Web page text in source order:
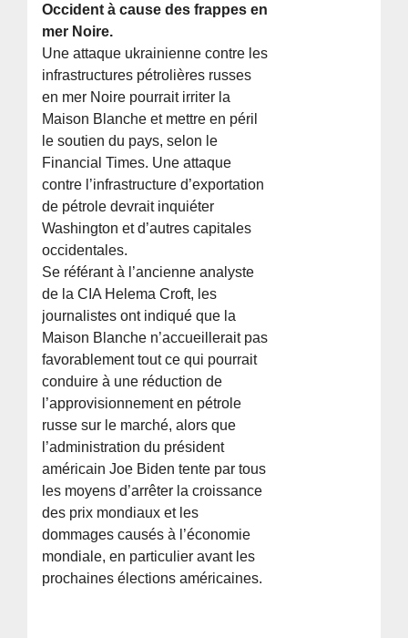
Occident à cause des frappes en
mer Noire.
Une attaque ukrainienne contre les
infrastructures pétrolières russes
en mer Noire pourrait irriter la
Maison Blanche et mettre en péril
le soutien du pays, selon le
Financial Times. Une attaque
contre l’infrastructure d’exportation
de pétrole devrait inquiéter
Washington et d’autres capitales
occidentales.
Se référant à l’ancienne analyste
de la CIA Helema Croft, les
journalistes ont indiqué que la
Maison Blanche n’accueillerait pas
favorablement tout ce qui pourrait
conduire à une réduction de
l’approvisionnement en pétrole
russe sur le marché, alors que
l’administration du président
américain Joe Biden tente par tous
les moyens d’arrêter la croissance
des prix mondiaux et les
dommages causés à l’économie
mondiale, en particulier avant les
prochaines élections américaines.